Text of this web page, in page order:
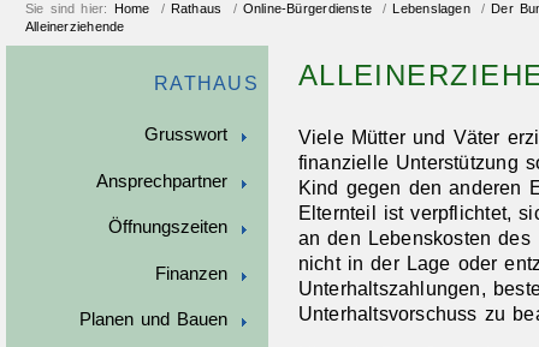
Sie sind hier: Home / Rathaus / Online-Bürgerdienste / Lebenslagen / Der
Alleinerziehende
RATHAUS
Grusswort
Ansprechpartner
Öffnungszeiten
Finanzen
Planen und Bauen
Viele Mütter und Väter
finanzielle Unterstützung
Kind gegen den anderen
Elternteil ist verpflichtet,
an den Lebenskosten
nicht in der Lage oder
Unterhaltszahlungen,
Unterhaltsvorschuss zu